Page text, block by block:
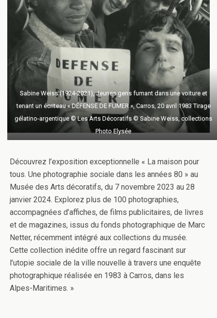
Sabine Weiss (1924-2021), Jeunes gens fumant dans une voiture et
tenant un écriteau « DÉFENSE DE FUMER », Carros, 20 avril 1983 Tirage
gélatino-argentique © Les Arts Décoratifs © Sabine Weiss, collections
Photo Elysée
Découvrez l’exposition exceptionnelle « La maison pour
tous. Une photographie sociale dans les années 80 » au
Musée des Arts décoratifs, du 7 novembre 2023 au 28
janvier 2024. Explorez plus de 100 photographies,
accompagnées d’affiches, de films publicitaires, de livres
et de magazines, issus du fonds photographique de Marc
Netter, récemment intégré aux collections du musée.
Cette collection inédite offre un regard fascinant sur
l’utopie sociale de la ville nouvelle à travers une enquête
photographique réalisée en 1983 à Carros, dans les
Alpes-Maritimes. »